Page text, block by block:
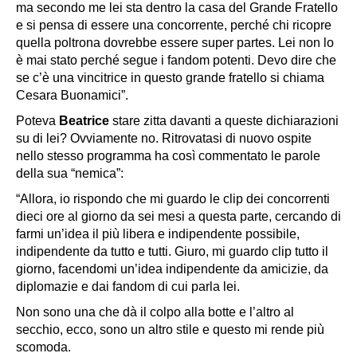
ma secondo me lei sta dentro la casa del Grande Fratello
e si pensa di essere una concorrente, perché chi ricopre
quella poltrona dovrebbe essere super partes. Lei non lo
è mai stato perché segue i fandom potenti. Devo dire che
se c’è una vincitrice in questo grande fratello si chiama
Cesara Buonamici”.
Poteva Beatrice stare zitta davanti a queste dichiarazioni
su di lei? Ovviamente no. Ritrovatasi di nuovo ospite
nello stesso programma ha così commentato le parole
della sua “nemica”:
“Allora, io rispondo che mi guardo le clip dei concorrenti
dieci ore al giorno da sei mesi a questa parte, cercando di
farmi un’idea il più libera e indipendente possibile,
indipendente da tutto e tutti. Giuro, mi guardo clip tutto il
giorno, facendomi un’idea indipendente da amicizie, da
diplomazie e dai fandom di cui parla lei.
Non sono una che dà il colpo alla botte e l’altro al
secchio, ecco, sono un altro stile e questo mi rende più
scomoda.